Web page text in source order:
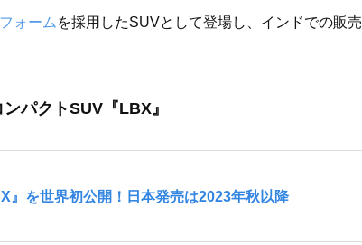
ォーム を採用したSUVとして登場し、インドでの販売
パクトSUV『LBX』